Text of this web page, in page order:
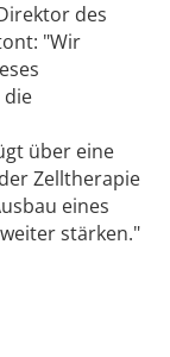
des
"Wir
die
über eine
Zelltherapie
eines
stärken."